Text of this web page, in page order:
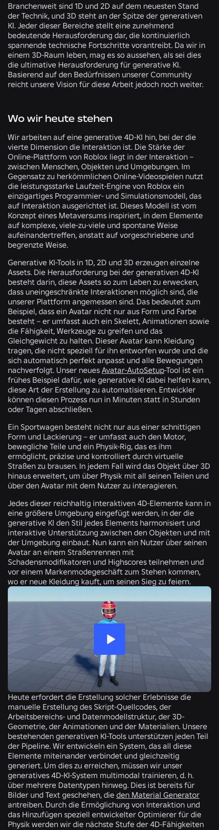
Branchenweit sind 1D und 2D auf dem neuesten Stand
der Technik, und 3D steht an der Spitze der generativen
KI. Jeder dieser Bereiche stellt eine zunehmend
bedeutende Herausforderung dar, die kontinuierlich
spannende technische Fortschritte vorantreibt. Da wir in
einem 3D-Raum leben, mag es so aussehen, als sei dies
die ultimative Herausforderung für generative KI.
Basierend auf den Bedürfnissen unserer Community
reicht unsere Vision für diese Arbeit jedoch noch weiter.
Wo wir heute stehen
Wir arbeiten auf eine generative 4D-KI hin, bei der die
vierte Dimension die Interaktion ist. Die Stärke der
Online-Plattform von Roblox liegt in der Interaktion –
zwischen Menschen, Objekten und Umgebungen. Im
Gegensatz zu herkömmlichen Online-Videospielen nutzt
die leistungsstarke Laufzeit-Engine von Roblox ein
einzigartiges Programmier- und Simulationsmodell, das
auf Interaktion ausgerichtet ist. Dieses Modell ist vom
Konzept eines Metaversums inspiriert, in dem Elemente
auf komplexe, viele-zu-viele und spontane Weise
aufeinandertreffen, anstatt auf vorgeschriebene und
begrenzte Weise.
Generative KI-Tools in 1D, 2D und 3D erzeugen einzelne
Assets. Die Herausforderung bei der generativen 4D-KI
besteht darin, diese Assets so zum Leben zu erwecken,
dass uneingeschränkte Interaktionen möglich sind, die
unserer Plattform angemessen sind. Das bedeutet zum
Beispiel, dass ein Avatar nicht nur aus Form und Farbe
besteht – er umfasst auch ein Skelett, Animationen sowie
die Fähigkeit, Werkzeuge zu greifen und das
Gleichgewicht zu halten. Dieser Avatar kann Kleidung
tragen, die nicht speziell für ihn entworfen wurde und die
sich automatisch perfekt anpasst und alle Bewegungen
nachverfolgt. Unser neues Avatar-AutoSetup-Tool ist ein
frühes Beispiel dafür, wie generative KI dabei helfen kann,
diese Art der Erstellung zu automatisieren. Entwickler
können diesen Prozess nun in Minuten statt in Stunden
oder Tagen abschließen.
Ein Sportwagen besteht nicht nur aus einer schnittigen
Form und Lackierung – er umfasst auch den Motor,
bewegliche Teile und ein Physik-Rig, das es ihm
ermöglicht, präzise und kontrolliert durch virtuelle
Straßen zu brausen. In jedem Fall wird das Objekt über 3D
hinaus erweitert, um über Physik mit all seinen Teilen und
über den Avatar mit dem Nutzer zu interagieren.
Jedes dieser reichhaltig interaktiven 4D-Elemente kann in
eine größere Umgebung eingefügt werden, in der die
generative KI den Stil jedes Elements harmonisiert und
interaktive Unterstützung zwischen den Objekten und mit
der Umgebung einbaut. Nun kann ein Nutzer über seinen
Avatar an einem Straßenrennen mit
Schadensmodifikatoren und Highscores teilnehmen und
vor einem Markenmodegeschäft zum Stehen kommen,
wo er neue Kleidung kauft, um seinen Sieg zu feiern.
Heute erfordert die Erstellung solcher Erlebnisse die
manuelle Erstellung des Skript-Quellcodes, der
Arbeitsbereichs- und Datenmodellstruktur, der 3D-
Geometrie, der Animationen und der Materialien. Unsere
bestehenden generativen KI-Tools unterstützen jeden Teil
der Pipeline. Wir entwickeln ein System, das all diese
Elemente miteinander verbindet und gleichzeitig
generiert. Um dies zu erreichen, müssen wir unser
generatives 4D-KI-System multimodal trainieren, d. h.
über mehrere Datentypen hinweg. Dies ist bereits für
Bilder und Text geschehen, die den Material Generator
antreiben. Durch die Ermöglichung von Interaktion und
das Hinzufügen speziell entwickelter Optimierer für die
Physik werden wir die nächste Stufe der 4D-Fähigkeiten